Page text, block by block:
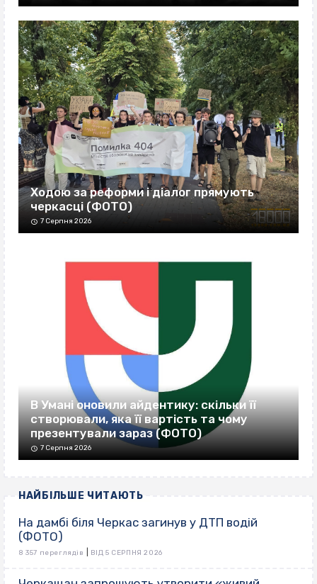
Ходою за реформи і діалог прямують
черкасці (ФОТО)
7 Серпня 2026
В Умані оновили айдентику: скільки її
створювали, яка її вартість та чому
презентували зараз (ФОТО)
7 Серпня 2026
НАЙБІЛЬШЕ ЧИТАЮТЬ
На дамбі біля Черкас загинув у ДТП водій
(ФОТО)
8 357 переглядів ВІД 5 СЕРПНЯ 2026